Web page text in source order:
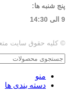
پنج شنبه ها:
9 الی 14:30
© کلیه حقوق سایت
منو
دسته بندی ها